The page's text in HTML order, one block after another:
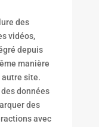
des
vidéos,
depuis
manière
autre site.
données
des
avec